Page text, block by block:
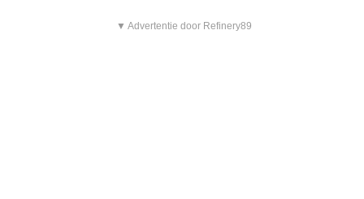
▼ Advertentie door Refinery89